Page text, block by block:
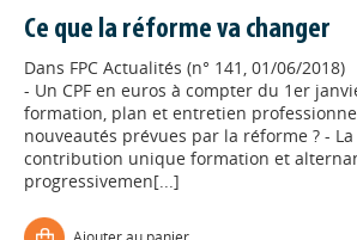
Ce que la réforme va changer
Dans FPC Actualités (n° 141, 01/06/2018)
- Un CPF en euros à compter du 1er
formation, plan et entretien
nouveautés prévues par la réforme ? -
contribution unique formation et
progressivemen[...]